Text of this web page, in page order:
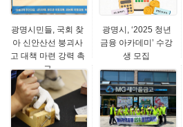
광명시민들, 국회 찾
아 신안산선 붕괴사
고 대책 마련 강력 촉
구
광명시, ‘2025 청년
금융 아카데미’ 수강
생 모집